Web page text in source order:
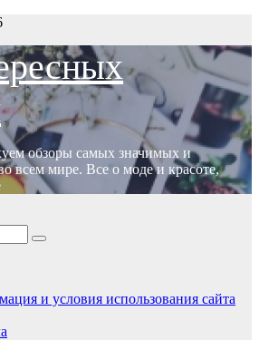
обзоры самых значимых и
всем мире. Все о моде и красоте,
и условия использования сайта